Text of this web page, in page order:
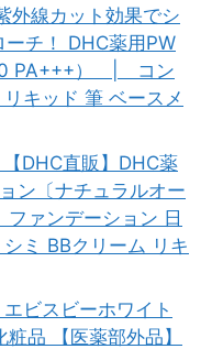
外線カット効果でシ
ーチ！ DHC薬用PW
PA+++） | コン
キッド 筆 ベースメ
【DHC直販】DHC薬
ン〔ナチュラルオー
ァンデーション 日
ミ BBクリーム リキ
ビスビーホワイト
品 【医薬部外品】